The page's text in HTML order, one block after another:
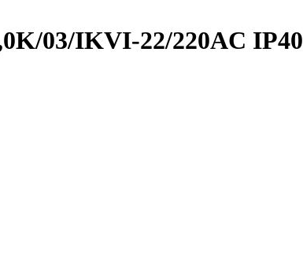
03/IKVI-22/220AC IP40